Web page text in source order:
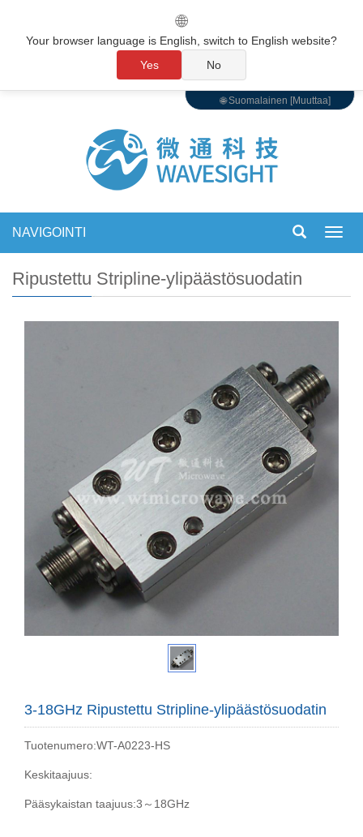
🌐 Suomalainen [Muuttaa]
NAVIGOINTI
Ripustettu Stripline-ylipäästösuodatin
3-18GHz Ripustettu Stripline-ylipäästösuodatin
Tuotenumero:WT-A0223-HS
Keskitaajuus:
Pääsykaistan taajuus:3～18GHz
🌐
Your browser language is English, switch to English website?
Yes
No